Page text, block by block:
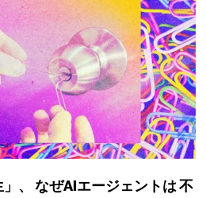
、 なぜAIエージェントは不